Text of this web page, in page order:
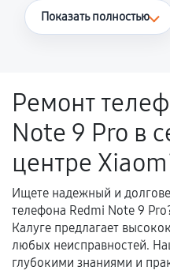
Что считается
Поломка
нормальной
гарантийного срока.
Несоответствие
техническим
Документы для
Показать полностью
Ремонт
Note 9 Pro в
центре
Ищете надежный и
телефона Redmi Note 9
Калуге предлагает
любых неисправностей.
глубокими знаниями и